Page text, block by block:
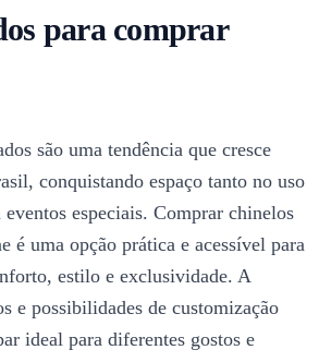
para comprar
são uma tendência que cresce
conquistando espaço tanto no uso
especiais. Comprar chinelos
é uma opção prática e acessível para
estilo e exclusividade. A
e possibilidades de customização
ideal para diferentes gostos e